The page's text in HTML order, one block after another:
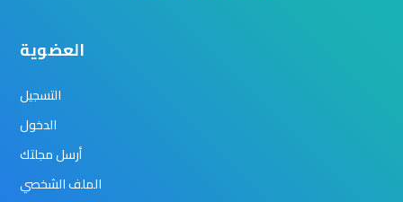
العضوية
التسجيل
الدخول
أرسل مجلتك
الملف الشخصي